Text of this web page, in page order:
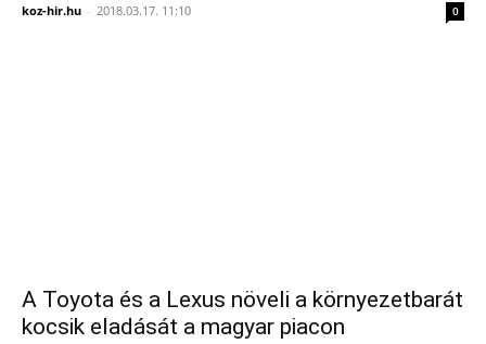
koz-hir.hu - 2018.03.17. 11:10 0
A Toyota és a Lexus növeli a környezetbarát
kocsik eladását a magyar piacon